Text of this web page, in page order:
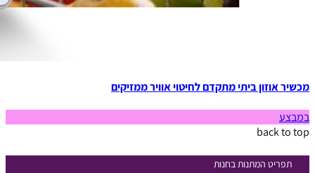
מכשיר אוזון ביתי מתקדם לחיטוי אוויר ממזיקים
במבצע
back to top
תפריט המתנות בחנות